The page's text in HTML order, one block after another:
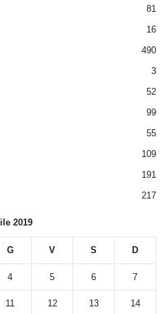
81
16
490
3
52
99
55
109
191
217
2019
G V S D
4 5 6 7
11 12 13 14